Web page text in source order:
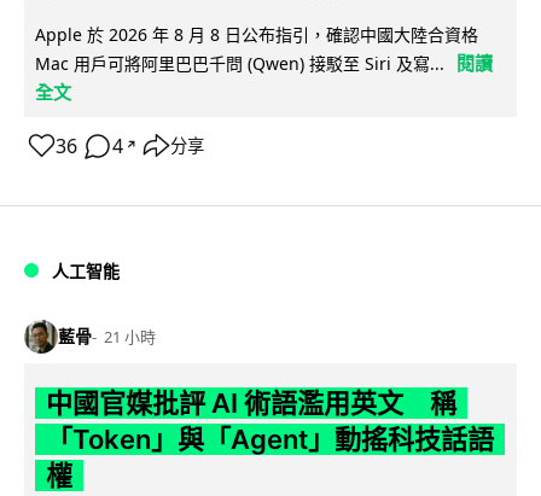
Apple 於 2026 年 8 月 8 日公布指引，確認中國大陸合資格
Mac 用戶可將阿里巴巴千問 (Qwen) 接駁至 Siri 及寫...
閱讀
全文
36 4 ↗ 分享
人工智能
藍骨 21 小時
中國官媒批評 AI 術語濫用英文 稱
「Token」與「Agent」動搖科技話語
權